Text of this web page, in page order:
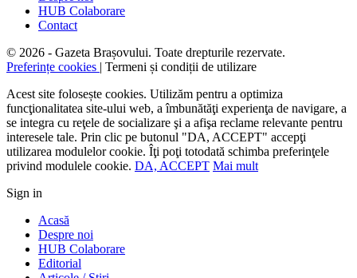
HUB Colaborare
Contact
© 2026 - Gazeta Brașovului. Toate drepturile rezervate.
Preferințe cookies | Termeni și condiții de utilizare
Acest site folosește cookies. Utilizăm pentru a optimiza
funcţionalitatea site-ului web, a îmbunătăţi experienţa de navigare, a
se integra cu reţele de socializare şi a afişa reclame relevante pentru
interesele tale. Prin clic pe butonul "DA, ACCEPT" accepţi
utilizarea modulelor cookie. Îţi poţi totodată schimba preferinţele
privind modulele cookie. DA, ACCEPT Mai mult
Sign in
Acasă
Despre noi
HUB Colaborare
Editorial